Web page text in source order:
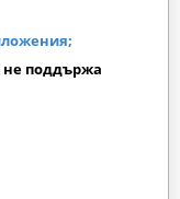
не поддържа